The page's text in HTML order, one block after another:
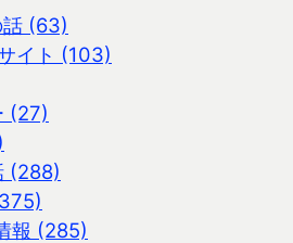
話 (63)
イト (103)
(27)
(288)
報 (285)